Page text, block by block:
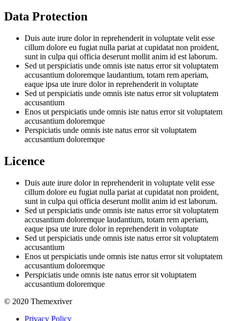
Data Protection
Duis aute irure dolor in reprehenderit in voluptate velit esse
cillum dolore eu fugiat nulla pariat at cupidatat non proident,
sunt in culpa qui officia deserunt mollit anim id est laborum.
Sed ut perspiciatis unde omnis iste natus error sit voluptatem
accusantium doloremque laudantium, totam rem aperiam,
eaque ipsa ute irure dolor in reprehenderit in voluptate
Sed ut perspiciatis unde omnis iste natus error sit voluptatem
accusantium
Enos ut perspiciatis unde omnis iste natus error sit voluptatem
accusantium doloremque
Perspiciatis unde omnis iste natus error sit voluptatem
accusantium doloremque
Licence
Duis aute irure dolor in reprehenderit in voluptate velit esse
cillum dolore eu fugiat nulla pariat at cupidatat non proident,
sunt in culpa qui officia deserunt mollit anim id est laborum.
Sed ut perspiciatis unde omnis iste natus error sit voluptatem
accusantium doloremque laudantium, totam rem aperiam,
eaque ipsa ute irure dolor in reprehenderit in voluptate
Sed ut perspiciatis unde omnis iste natus error sit voluptatem
accusantium
Enos ut perspiciatis unde omnis iste natus error sit voluptatem
accusantium doloremque
Perspiciatis unde omnis iste natus error sit voluptatem
accusantium doloremque
© 2020 Themexriver
Privacy Policy